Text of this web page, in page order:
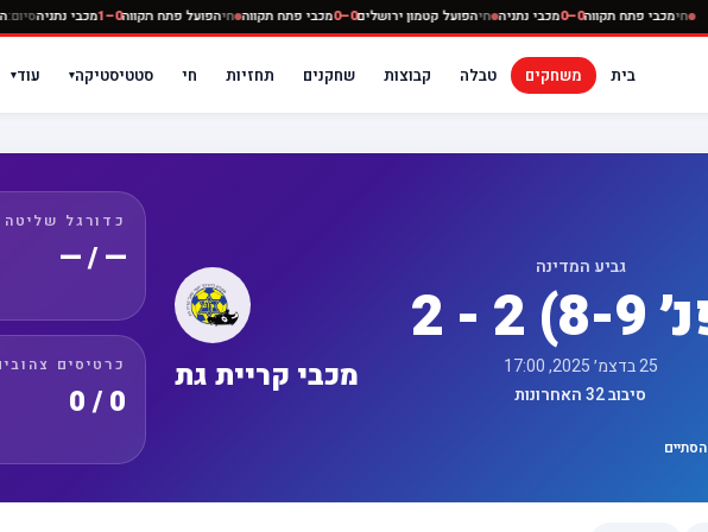
חימכבי פתח תקווה0–0 מכבי נתניה חיהפועל קטמון ירושלים0–0 מכבי פתח תקווה חיהפועל פתח תקווה0–1 מכבי
בית משחקים טבלה קבוצות שחקנים תחזיות חי סטטיסטיקה▾ עוד▾
גביע המדינה
25 בדצמ׳ 2025, 17:00
סיבוב 32 האחרונות
מכבי קריית גת
הסתיים
כדורגל שליטה
— / —
כרטיסים
0 / 0